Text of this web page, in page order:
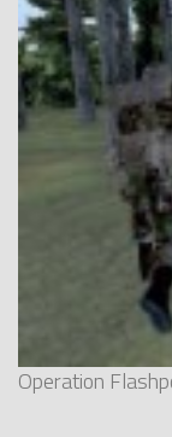
Operation